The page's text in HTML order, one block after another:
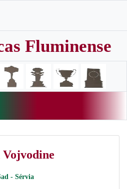
Fluminense
Vojvodine
- Sérvia